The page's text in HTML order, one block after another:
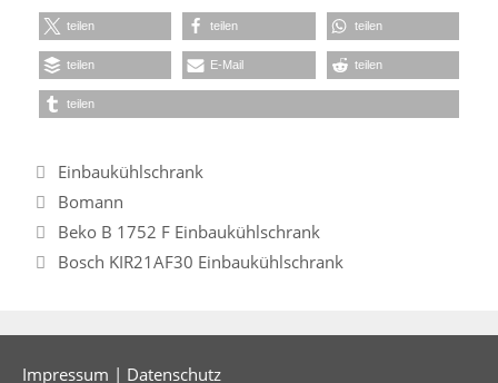
teilen teilen teilen
teilen E-Mail teilen
teilen
Kategorien
Einbaukühlschrank
Schlagwörter
Bomann
Beko B 1752 F Einbaukühlschrank
Bosch KIR21AF30 Einbaukühlschrank
Impressum | Datenschutz